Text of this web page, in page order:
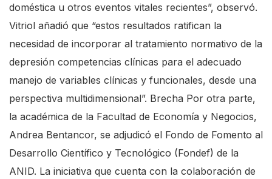
doméstica u otros eventos vitales recientes”, observó.
Vitriol añadió que “estos resultados ratifican la
necesidad de incorporar al tratamiento normativo de la
depresión competencias clínicas para el adecuado
manejo de variables clínicas y funcionales, desde una
perspectiva multidimensional”. Brecha Por otra parte,
la académica de la Facultad de Economía y Negocios,
Andrea Bentancor, se adjudicó el Fondo de Fomento al
Desarrollo Científico y Tecnológico (Fondef) de la
ANID. La iniciativa que cuenta con la colaboración de